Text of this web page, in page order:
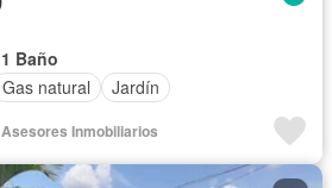
1 Baño
Gas natural Jardín
Inmobiliarios